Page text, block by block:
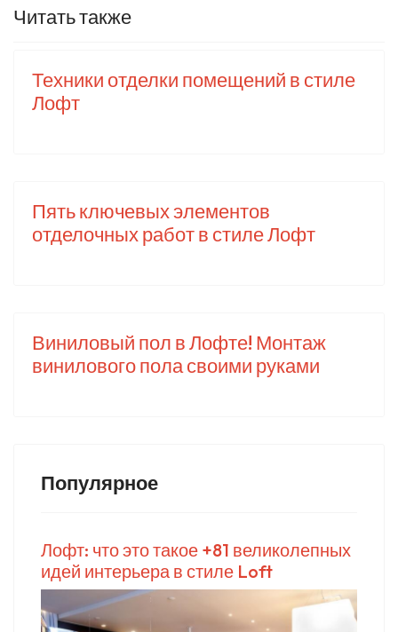
Читать также
Техники отделки помещений в стиле
Лофт
Пять ключевых элементов
отделочных работ в стиле Лофт
Виниловый пол в Лофте! Монтаж
винилового пола своими руками
Популярное
Лофт: что это такое +81 великолепных
идей интерьера в стиле Loft